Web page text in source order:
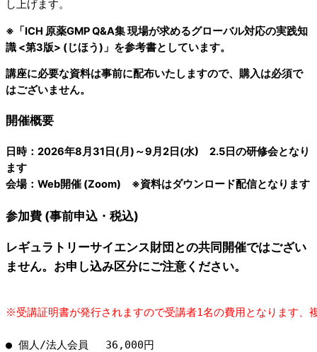
し上げます。
※「ICH 原薬GMP Q&A集 現場が求めるグローバル対応の実践知
識 <第3版> (じほう)」を参考書としています。
講座に必要な資料は事前に配布いたしますので、購入は必須で
はございません。
開催概要
日時：2026年8月31日(月)～9月2日(水) 2.5日の研修会となり
ます
会場：Web開催 (Zoom) ※資料はダウンロード配信となります
参加費 (事前申込・税込)
レギュラトリーサイエンス財団との共同開催ではござい
ません。お申し込み区分にご注意ください。
※受講証明書が発行されますので受講者1名の費用となります、
● 個人/法人会員　 36,000円